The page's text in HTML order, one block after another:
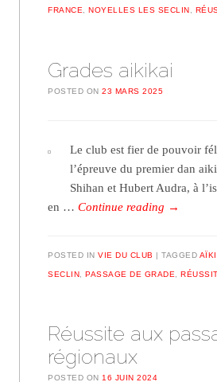
FRANCE ,NOYELLES LES SECLIN
Grades aikikai
POSTED ON23 MARS 2025
Le club est fier de pouvoir
l’épreuve du premier dan
Shihan et Hubert Audra, à
en …Continue reading →
POSTED INVIE DU CLUB TAGGED
SECLIN ,PASSAGE DE GRADE ,
Réussite aux
régionaux
POSTED ON16 JUIN 2024